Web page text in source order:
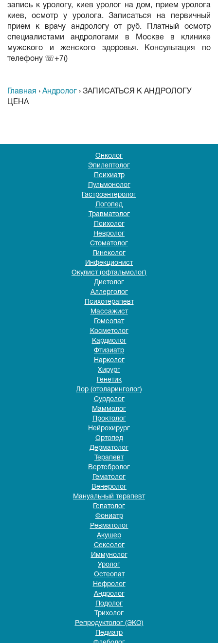
запись к урологу, киев уролог на дом, прием уролога
киев, осмотр у уролога. Записаться на первичный
прием к врачу андрологу от руб. Платный осмотр
специалистами андрологами в Москве в клинике
мужского и женского здоровья. Консультация по
телефону ☏+7()
Главная › Андролог › ЗАПИСАТЬСЯ К АНДРОЛОГУ
ЦЕНА
Онколог
Эпилептолог
Психиатр
Пульмонолог
Гастроэнтеролог
Логопед
Травматолог
Психолог
Невролог
Стоматолог
Гинеколог
Инфекционист
Окулист (офтальмолог)
Диетолог
Аллерголог
Психотерапевт
Массажист
Гомеопат
Косметолог
Кардиолог
Фтизиатр
Нарколог
Хирург
Генетик
Лор (отоларинголог)
Сурдолог
Маммолог
Проктолог
Нейрохирург
Ортопед
Дерматолог
Терапевт
Вертебролог
Гематолог
Венеролог
Мануальный терапевт
Гепатолог
Фониатр
Ревматолог
Акушер
Сексолог
Иммунолог
Уролог
Остеопат
Нефролог
Андролог
Подолог
Трихолог
Репродуктолог (ЭКО)
Педиатр